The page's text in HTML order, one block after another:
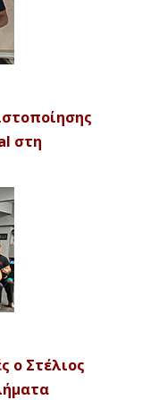
στη
ο Στέλιος